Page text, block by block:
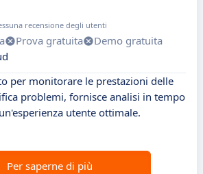
recensione degli utenti
Prova gratuita
Demo gratuita
per monitorare le prestazioni delle
problemi, fornisce analisi in tempo
utente ottimale.
Per saperne di più